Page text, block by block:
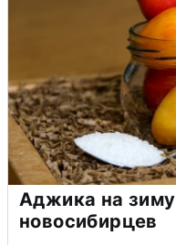
Аджика на
новосибирцев